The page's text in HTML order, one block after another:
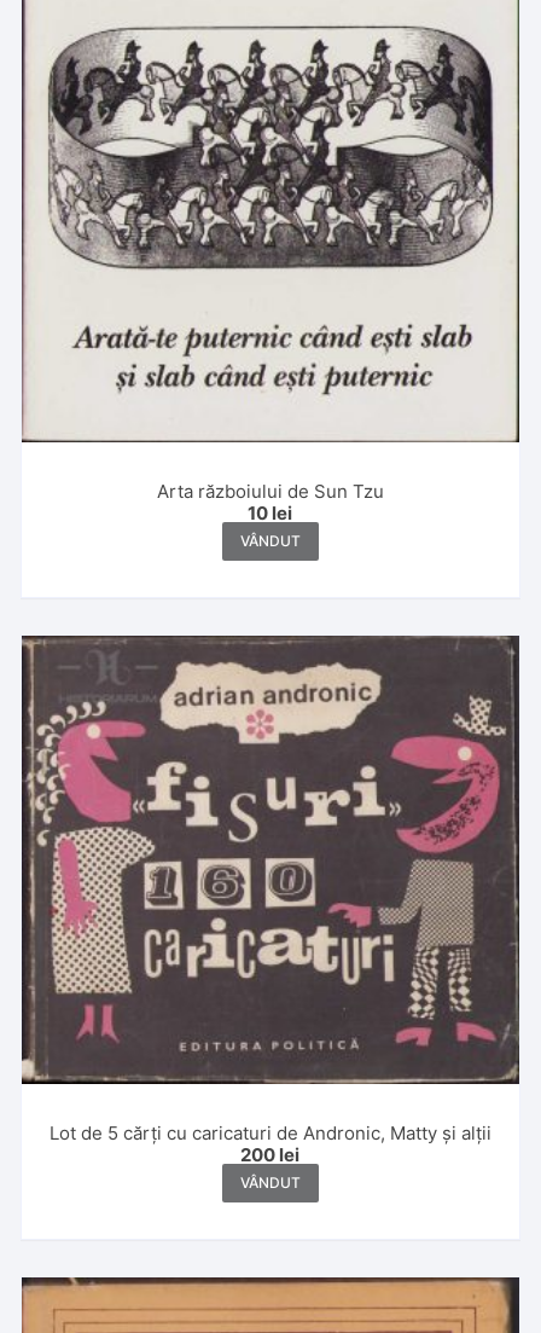
Arta războiului de Sun Tzu
10 lei
VÂNDUT
Lot de 5 cărți cu caricaturi de Andronic, Matty și alții
200 lei
VÂNDUT